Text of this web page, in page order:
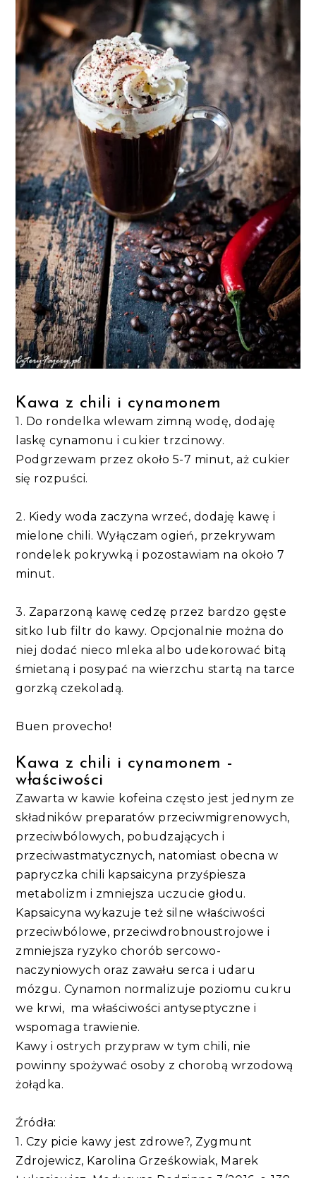
Kawa z chili i cynamonem
1. Do rondelka wlewam zimną wodę, dodaję
laskę cynamonu i cukier trzcinowy.
Podgrzewam przez około 5-7 minut, aż cukier
się rozpuści.
2. Kiedy woda zaczyna wrzeć, dodaję kawę i
mielone chili. Wyłączam ogień, przekrywam
rondelek pokrywką i pozostawiam na około 7
minut.
3. Zaparzoną kawę cedzę przez bardzo gęste
sitko lub filtr do kawy. Opcjonalnie można do
niej dodać nieco mleka albo udekorować bitą
śmietaną i posypać na wierzchu startą na tarce
gorzką czekoladą.
Buen provecho!
Kawa z chili i cynamonem -
właściwości
Zawarta w kawie kofeina często jest jednym ze
składników preparatów przeciwmigrenowych,
przeciwbólowych, pobudzających i
przeciwastmatycznych, natomiast obecna w
papryczka chili kapsaicyna przyśpiesza
metabolizm i zmniejsza uczucie głodu.
Kapsaicyna wykazuje też silne właściwości
przeciwbólowe, przeciwdrobnoustrojowe i
zmniejsza ryzyko chorób sercowo-
naczyniowych oraz zawału serca i udaru
mózgu. Cynamon normalizuje poziomu cukru
we krwi, ma właściwości antyseptyczne i
wspomaga trawienie.
Kawy i ostrych przypraw w tym chili, nie
powinny spożywać osoby z chorobą wrzodową
żołądka.
Źródła:
1. Czy picie kawy jest zdrowe?, Zygmunt
Zdrojewicz, Karolina Grześkowiak, Marek